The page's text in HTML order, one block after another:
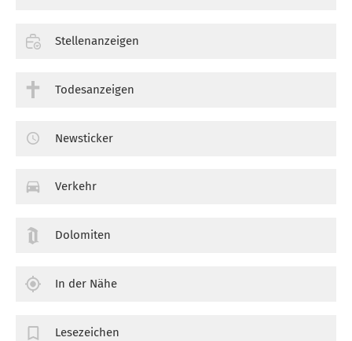
Stellenanzeigen
Todesanzeigen
Newsticker
Verkehr
Dolomiten
In der Nähe
Lesezeichen